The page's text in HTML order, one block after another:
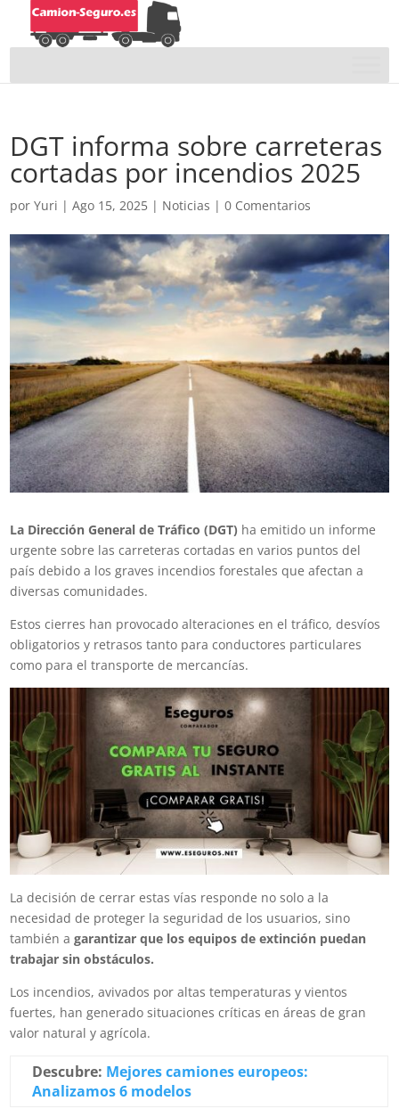
DGT informa sobre carreteras
cortadas por incendios 2025
porYuri |Ago 15, 2025 | Noticias |0 Comentarios
La Dirección General de Tráfico (DGT) ha emitido un informe
urgente sobre las carreteras cortadas en varios puntos del
país debido a los graves incendios forestales que afectan a
diversas comunidades.
Estos cierres han provocado alteraciones en el tráfico, desvíos
obligatorios y retrasos tanto para conductores particulares
como para el transporte de mercancías.
La decisión de cerrar estas vías responde no solo a la
necesidad de proteger la seguridad de los usuarios, sino
también agarantizar que los equipos de extinción puedan
trabajar sin obstáculos.
Los incendios, avivados por altas temperaturas y vientos
fuertes, han generado situaciones críticas en áreas de gran
valor natural y agrícola.
Descubre: Mejores camiones europeos:
Analizamos 6 modelos